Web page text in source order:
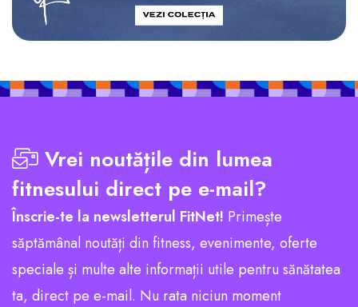
Vrei noutățile din lumea
fitnesului direct pe e-mail?
Înscrie-te la newsletterul FitNet! Primește
săptămânal noutăți din fitness, evenimente, oferte
speciale și multe alte informații utile pentru sănătatea
ta, direct pe e-mail. Nu rata niciun moment